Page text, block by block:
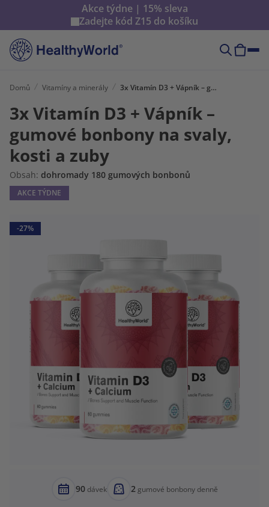
Akce týdne | 15% sleva
Zadejte kód Z15 do košíku
Domů Vitamíny a minerály 3x Vitamín D3 + Vápník – gumové bonbony na svaly, kosti a zuby
3x Vitamín D3 + Vápník –
gumové bonbony na svaly,
kosti a zuby
Obsah: dohromady 180 gumových bonbonů
AKCE TÝDNE
-27%
90dávek 2gumové bonbony denně